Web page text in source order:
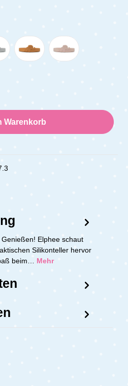
den gewünschten
Warenkorb
Elphee schaut
Silikonteller hervor
beim… Mehr